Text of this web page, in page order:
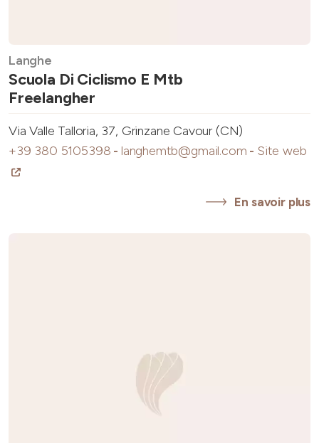
Langhe
Scuola Di Ciclismo E Mtb
Freelangher
Via Valle Talloria, 37, Grinzane Cavour (CN)
+39 380 5105398 - langhemtb@gmail.com - Site web
En savoir plus